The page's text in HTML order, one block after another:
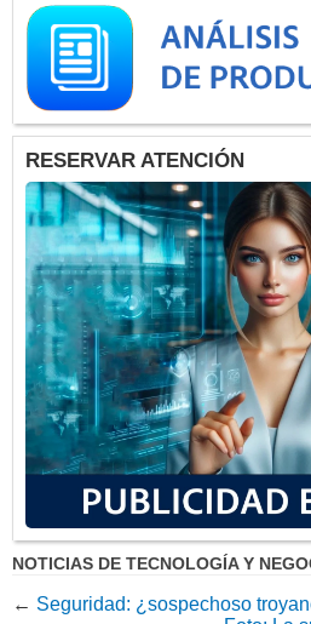
RESERVAR ATENCIÓN
NOTICIAS DE TECNOLOGÍA Y
← Seguridad: ¿sospechoso